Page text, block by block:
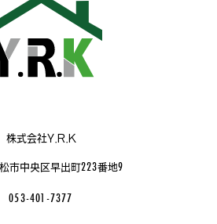
株式会社Y.R.K
市中央区早出町223番地9
053-401-7377